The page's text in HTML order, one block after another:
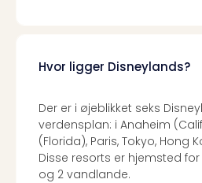
Hvor ligger Disneylands?
Der er i øjeblikket seks
verdensplan: i Anaheim
(Florida), Paris, Tokyo, Hong
Disse resorts er hjemsted
og 2 vandlande.